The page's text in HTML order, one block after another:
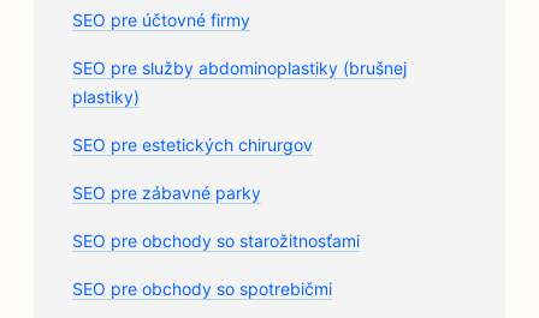
SEO pre účtovné firmy
SEO pre služby abdominoplastiky (brušnej
plastiky)
SEO pre estetických chirurgov
SEO pre zábavné parky
SEO pre obchody so starožitnosťami
SEO pre obchody so spotrebičmi